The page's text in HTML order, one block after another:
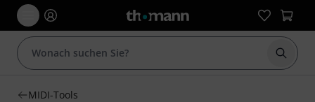
Suche
MIDI-Tools